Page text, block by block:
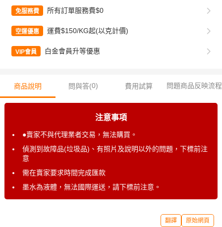
免服務費 所有訂單服務費$0
空運優惠 運費$150/KG起(以克計價)
VIP會員 白金會員升等優惠
商品說明 問與答(0) 費用試算 問題商品反映流程
注意事項
●賣家不與代理業者交易，無法購買。
偵測到故障品(垃圾品)、有照片及說明以外的問題，下標前注
意
需在賣家要求時間完成匯款
墨水為液體，無法國際運送，請下標前注意。
翻譯 原始網頁